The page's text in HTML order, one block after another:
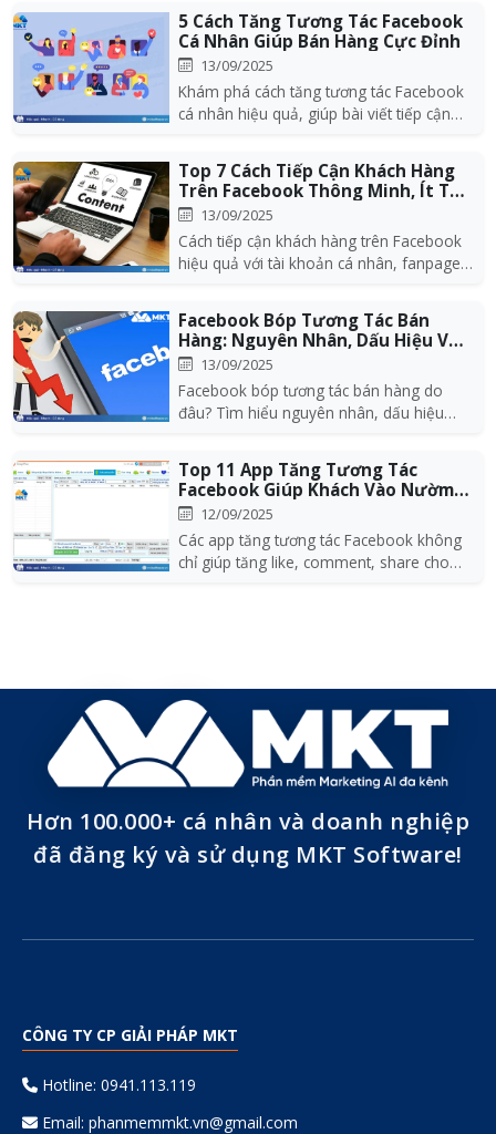
5 Cách Tăng Tương Tác Facebook
Cá Nhân Giúp Bán Hàng Cực Đỉnh
13/09/2025
Khám phá cách tăng tương tác Facebook
cá nhân hiệu quả, giúp bài viết tiếp cận
Top 7 Cách Tiếp Cận Khách Hàng
Trên Facebook Thông Minh, Ít Tốn
Kém13/09/2025
Cách tiếp cận khách hàng trên Facebook
hiệu quả với tài khoản cá nhân, fanpage,
Facebook Bóp Tương Tác Bán
Hàng: Nguyên Nhân, Dấu Hiệu Và
Cách Khắc Ph...
13/09/2025
Facebook bóp tương tác bán hàng do
đâu? Tìm hiểu nguyên nhân, dấu hiệu
Top 11 App Tăng Tương Tác
Facebook Giúp Khách Vào Nườm
Nượp, Chốt Đơn...
12/09/2025
Các app tăng tương tác Facebook không
chỉ giúp tăng like, comment, share cho
Hơn 100.000+ cá nhân và doanh nghiệp
đã đăng ký và sử dụng MKT Software!
CÔNG TY CP GIẢI PHÁP MKT
Hotline: 0941.113.119
Email: phanmemmkt.vn@gmail.com